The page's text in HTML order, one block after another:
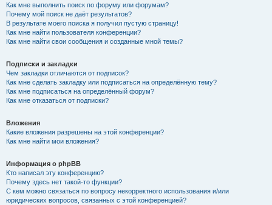
Как мне выполнить поиск по форуму или форумам?
Почему мой поиск не даёт результатов?
В результате моего поиска я получил пустую страницу!
Как мне найти пользователя конференции?
Как мне найти свои сообщения и созданные мной темы?
Подписки и закладки
Чем закладки отличаются от подписок?
Как мне сделать закладку или подписаться на определённую тему?
Как мне подписаться на определённый форум?
Как мне отказаться от подписки?
Вложения
Какие вложения разрешены на этой конференции?
Как мне найти мои вложения?
Информация о phpBB
Кто написал эту конференцию?
Почему здесь нет такой-то функции?
С кем можно связаться по вопросу некорректного использования и/или
юридических вопросов, связанных с этой конференцией?